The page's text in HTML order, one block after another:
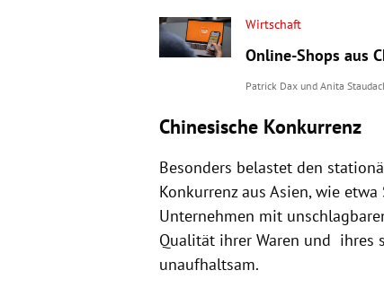
Wirtschaft
Online-Shops aus
Patrick Daxund Anita
Chinesische Konkurrenz
Besonders belastet den
Konkurrenz aus Asien, wie
Unternehmen mit
Qualität ihrer Waren und ihres
unaufhaltsam.